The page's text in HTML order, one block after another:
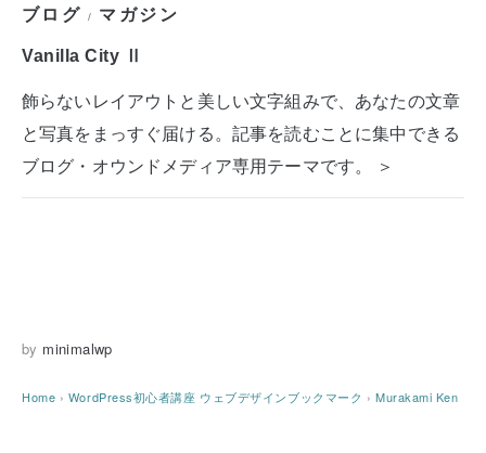
ブログ / マガジン
Vanilla City Ⅱ
飾らないレイアウトと美しい文字組みで、あなたの文章
と写真をまっすぐ届ける。記事を読むことに集中できる
ブログ・オウンドメディア専用テーマです。 ＞
by minimalwp
Home › WordPress初心者講座 ウェブデザインブックマーク › Murakami Ken